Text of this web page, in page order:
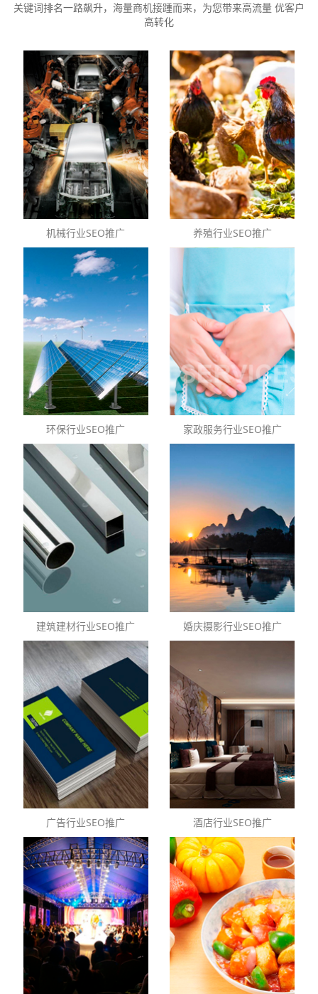
关键词排名一路飙升，海量商机接踵而来，为您带来高流量 优客户
高转化
机械行业SEO推广 养殖行业SEO推广
环保行业SEO推广 家政服务行业SEO推广
建筑建材行业SEO推广 婚庆摄影行业SEO推广
广告行业SEO推广 酒店行业SEO推广